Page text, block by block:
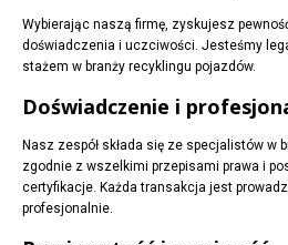
Wybierając naszą firmę, zyskujesz
doświadczenia i uczciwości. Jesteśmy
stażem w branży recyklingu pojazdów.
Doświadczenie i
Nasz zespół składa się ze specjalistów w
zgodnie z wszelkimi przepisami prawa i
certyfikacje. Każda transakcja jest
profesjonalnie.